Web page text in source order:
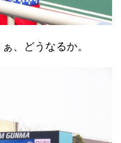
、どうなるか。